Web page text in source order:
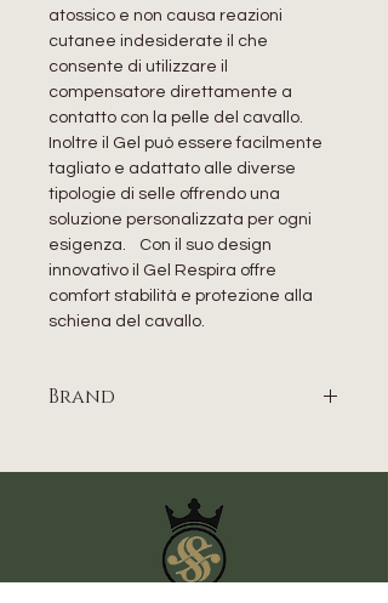
atossico e non causa reazioni
cutanee indesiderate il che
consente di utilizzare il
compensatore direttamente a
contatto con la pelle del cavallo.
Inoltre il Gel può essere facilmente
tagliato e adattato alle diverse
tipologie di selle offrendo una
soluzione personalizzata per ogni
esigenza. Con il suo design
innovativo il Gel Respira offre
comfort stabilità e protezione alla
schiena del cavallo.
Brand